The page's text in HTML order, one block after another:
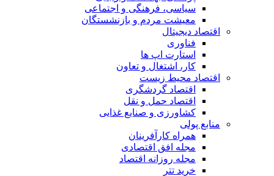
سیاسی، فرهنگی و اجتماعی
معیشت مردم و بازنشستگان
اقتصاد دیجیتال
فناوری
استارت اپ ها
کار، اشتغال و تعاون
اقتصاد محیط زیست
اقتصاد گردشگری
اقتصاد حمل و نقل
کشاورزی و صنایع غذایی
منابع پولی
همراه کارآفرینان
مجله افق اقتصادی
مجله روزانه اقتصاد
خرید تتر